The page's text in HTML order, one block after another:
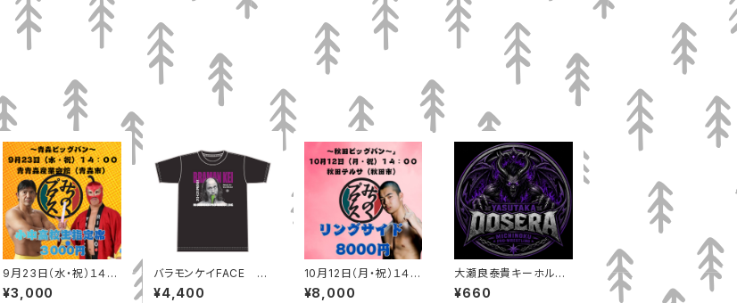
9月23日（水・祝）１４：
００ 青森産業会館（青
森市）小中高校生自由
¥3,000
バラモンケイFACE T
シャツ
¥4,400
10月12日（月・祝）１４：
００ 秋田テルサ（秋田
市）リングサイド
¥8,000
大瀬良泰貴キーホルダ
ー
¥660